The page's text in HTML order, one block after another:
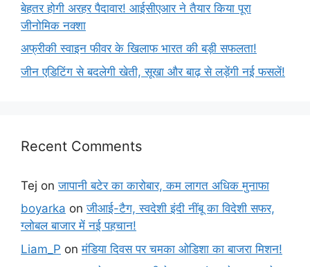
बेहतर होगी अरहर पैदावार! आईसीएआर ने तैयार किया पूरा
जीनोमिक नक्शा
अफ्रीकी स्वाइन फीवर के खिलाफ भारत की बड़ी सफलता!
जीन एडिटिंग से बदलेगी खेती, सूखा और बाढ़ से लड़ेंगी नई फसलें!
Recent Comments
Tej onजापानी बटेर का कारोबार, कम लागत अधिक मुनाफा
boyarka onजीआई-टैग, स्वदेशी इंदी नींबू का विदेशी सफर,
ग्लोबल बाजार में नई पहचान!
Liam_P onमंडिया दिवस पर चमका ओडिशा का बाजरा मिशन!